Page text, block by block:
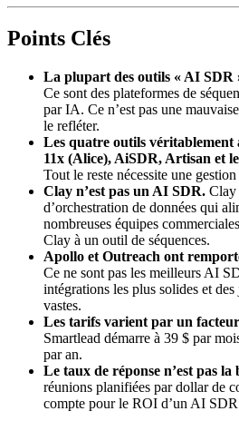
Points Clés
La plupart des outils « AI SDR
Ce sont des plateformes de
par IA. Ce n’est pas une
le refléter.
Les quatre outils véritablement
11x (Alice), AiSDR, Artisan et
Tout le reste nécessite une
Clay n’est pas un AI SDR. Clay
d’orchestration de données qui
nombreuses équipes
Clay à un outil de séquences.
Apollo et Outreach ont
Ce ne sont pas les meilleurs AI
intégrations les plus solides et
vastes.
Les tarifs varient par un
Smartlead démarre à 39 $ par
par an.
Le taux de réponse n’est pas
réunions planifiées par dollar de
compte pour le ROI d’un AI